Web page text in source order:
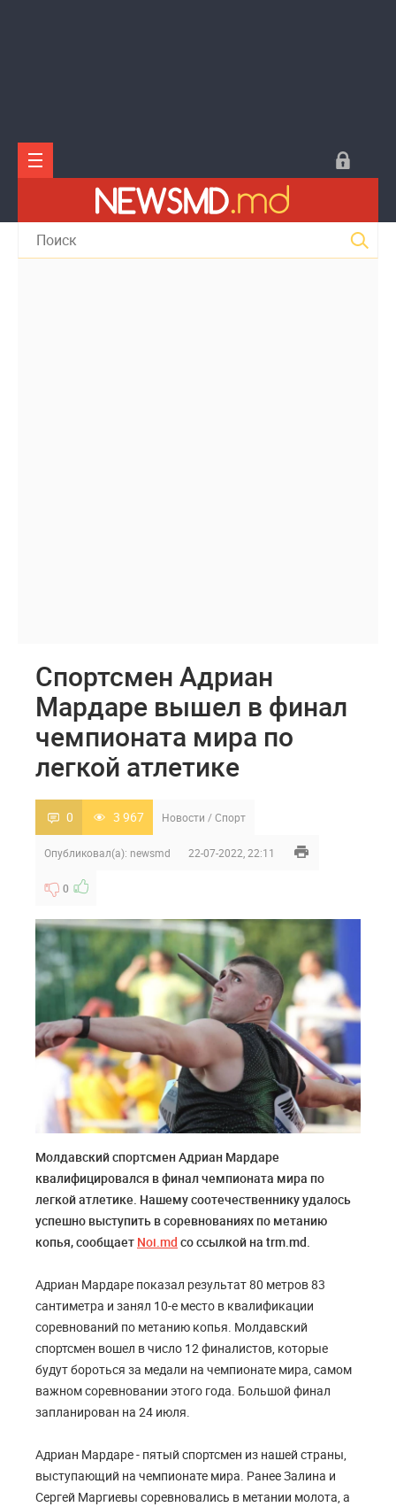
Спортсмен Адриан
Мардаре вышел в финал
чемпионата мира по
легкой атлетике
0 3 967 Новости /Спорт
Опубликовал(а): newsmd 22-07-2022, 22:11
0
Молдавский спортсмен Адриан Мардаре
квалифицировался в финал чемпионата мира по
легкой атлетике. Нашему соотечественнику удалось
успешно выступить в соревнованиях по метанию
копья, сообщает Noi.md со ссылкой на trm.md.
Адриан Мардаре показал результат 80 метров 83
сантиметра и занял 10-е место в квалификации
соревнований по метанию копья. Молдавский
спортсмен вошел в число 12 финалистов, которые
будут бороться за медали на чемпионате мира, самом
важном соревновании этого года. Большой финал
запланирован на 24 июля.
Адриан Мардаре - пятый спортсмен из нашей страны,
выступающий на чемпионате мира. Ранее Залина и
Сергей Маргиевы соревновались в метании молота, а